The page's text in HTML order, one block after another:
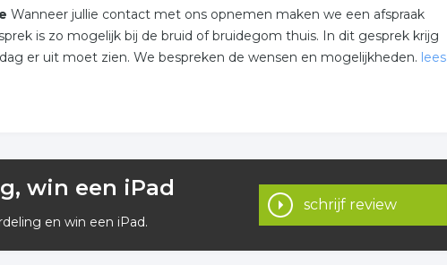
Wanneer jullie contact met ons opnemen maken we een afspraak
is zo mogelijk bij de bruid of bruidegom thuis. In dit gesprek krijg
er uit moet zien. We bespreken de wensen en mogelijkheden. lees
en afspraken met leveranciers worden nagekomen. Het moet
dag worden! Ik ben het aanspreekpunt voor het bruidspaar, de
win een iPad
en win een iPad.
schrijf review